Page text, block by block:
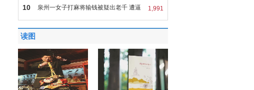
1,991
10 泉州一女子打麻将输钱被疑出老千 遭逼
读图